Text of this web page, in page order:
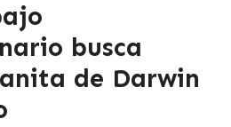
busca
de Darwin